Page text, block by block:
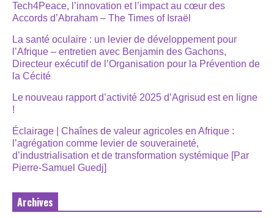
Tech4Peace, l’innovation et l’impact au cœur des
Accords d’Abraham – The Times of Israël
La santé oculaire : un levier de développement pour
l’Afrique – entretien avec Benjamin des Gachons,
Directeur exécutif de l’Organisation pour la Prévention de
la Cécité
Le nouveau rapport d’activité 2025 d’Agrisud est en ligne
!
Éclairage | Chaînes de valeur agricoles en Afrique :
l’agrégation comme levier de souveraineté,
d’industrialisation et de transformation systémique [Par
Pierre-Samuel Guedj]
Archives